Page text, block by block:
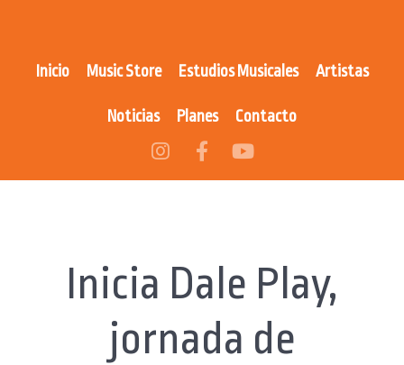
Inicio Music Store Estudios Musicales Artistas
Noticias Planes Contacto
Inicia Dale Play,
jornada de